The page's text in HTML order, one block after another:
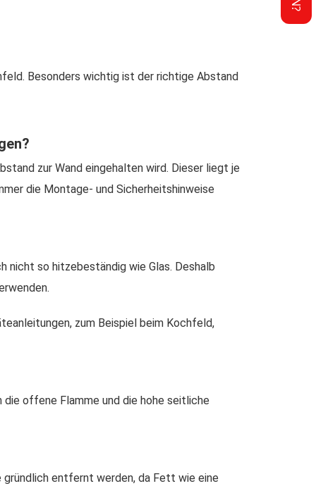
Besonders wichtig ist der richtige Abstand
zur Wand eingehalten wird. Dieser liegt je
die Montage- und Sicherheitshinweise
nicht so hitzebeständig wie Glas. Deshalb
zum Beispiel beim Kochfeld,
offene Flamme und die hohe seitliche
gründlich entfernt werden, da Fett wie eine